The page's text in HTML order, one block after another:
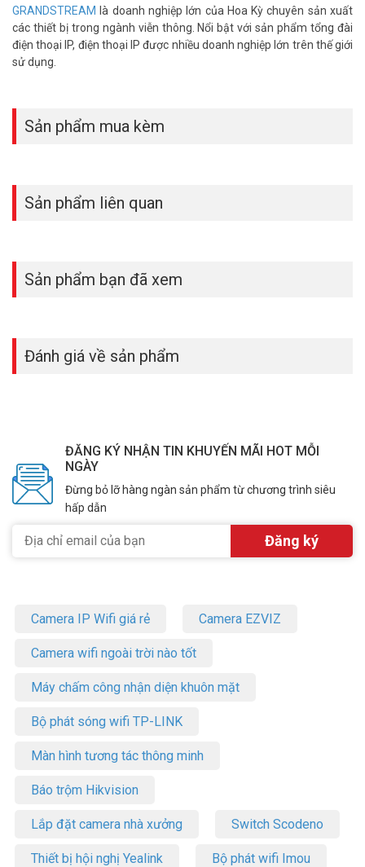
Đặt mua Online ngay sản phẩm Grandstream DP730 mới nhất, xin
vui lòng liên hệ HOTLINE1900.9259 để được hỗ trợ tốt nhất. Tham
khảo thêm hình ảnh tạiFacebook Vuhoangtelecom nhé!
GRANDSTREAM là doanh nghiệp lớn của Hoa Kỳ chuyên sản xuất
các thiết bị trong ngành viễn thông. Nổi bật với sản phẩm tổng đài
điện thoại IP, điện thoại IP được nhiều doanh nghiệp lớn trên thế giới
sử dụng.
Sản phẩm mua kèm
Sản phẩm liên quan
Sản phẩm bạn đã xem
Đánh giá về sản phẩm
ĐĂNG KÝ NHẬN TIN KHUYẾN MÃI HOT MỖI
NGÀY
Đừng bỏ lỡ hàng ngàn sản phẩm từ chương trình siêu
hấp dẫn
Camera IP Wifi giá rẻ Camera EZVIZ
Camera wifi ngoài trời nào tốt
Máy chấm công nhận diện khuôn mặt
Bộ phát sóng wifi TP-LINK
Màn hình tương tác thông minh
Báo trộm Hikvision
Lắp đặt camera nhà xưởng Switch Scodeno
Thiết bị hội nghị Yealink Bộ phát wifi Imou